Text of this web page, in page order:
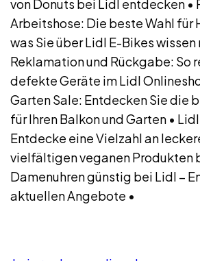
von Donuts bei Lidl entdecken •
Arbeitshose: Die beste Wahl für
was Sie über Lidl E-Bikes wissen
Reklamation und Rückgabe: So
defekte Geräte im Lidl
Garten Sale: Entdecken Sie die
für Ihren Balkon und Garten •
Entdecke eine Vielzahl an
vielfältigen veganen Produkten
Damenuhren günstig bei Lidl –
aktuellen Angebote •